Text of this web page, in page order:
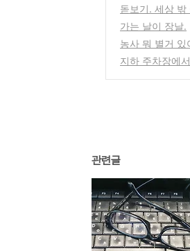
돋보기. 세상 밖
가는 날이 장날.
농사 뭐 별거 있
지하 주차장에서
관련글